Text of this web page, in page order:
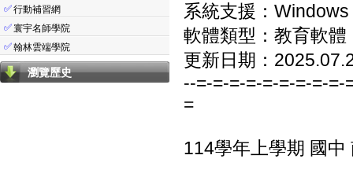
✅行動補習網
✅寰宇名師學院
✅翰林雲端學院
瀏覽歷史
系統支援：
軟體類型：教育軟體
更新日期：
--=-=-=-=-=-=-=-=-=-
=
114學年上學期 國